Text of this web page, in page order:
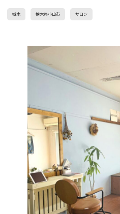
栃木 栃木県小山市 サロン